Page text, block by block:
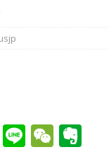
T Li W